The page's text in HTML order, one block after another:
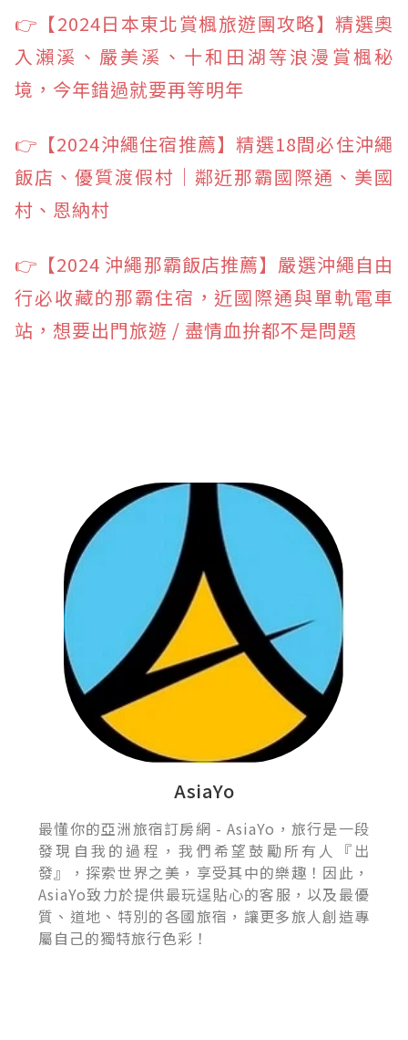
👉【2024日本東北賞楓旅遊團攻略】精選奧
入瀨溪、嚴美溪、十和田湖等浪漫賞楓秘
境，今年錯過就要再等明年
👉【2024沖繩住宿推薦】精選18間必住沖繩
飯店、優質渡假村｜鄰近那霸國際通、美國
村、恩納村
👉【2024 沖繩那霸飯店推薦】嚴選沖繩自由
行必收藏的那霸住宿，近國際通與單軌電車
站，想要出門旅遊 / 盡情血拚都不是問題
AsiaYo
最懂你的亞洲旅宿訂房網 - AsiaYo，旅行是一段
發現自我的過程，我們希望鼓勵所有人『出
發』，探索世界之美，享受其中的樂趣！因此，
AsiaYo致力於提供最玩逞貼心的客服，以及最優
質、道地、特別的各國旅宿，讓更多旅人創造專
屬自己的獨特旅行色彩！